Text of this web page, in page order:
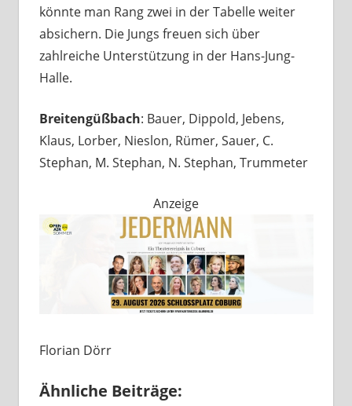
könnte man Rang zwei in der Tabelle weiter
absichern. Die Jungs freuen sich über
zahlreiche Unterstützung in der Hans-Jung-
Halle.
Breitengüßbach: Bauer, Dippold, Jebens,
Klaus, Lorber, Nieslon, Rümer, Sauer, C.
Stephan, M. Stephan, N. Stephan, Trummeter
Anzeige
Florian Dörr
Ähnliche Beiträge: